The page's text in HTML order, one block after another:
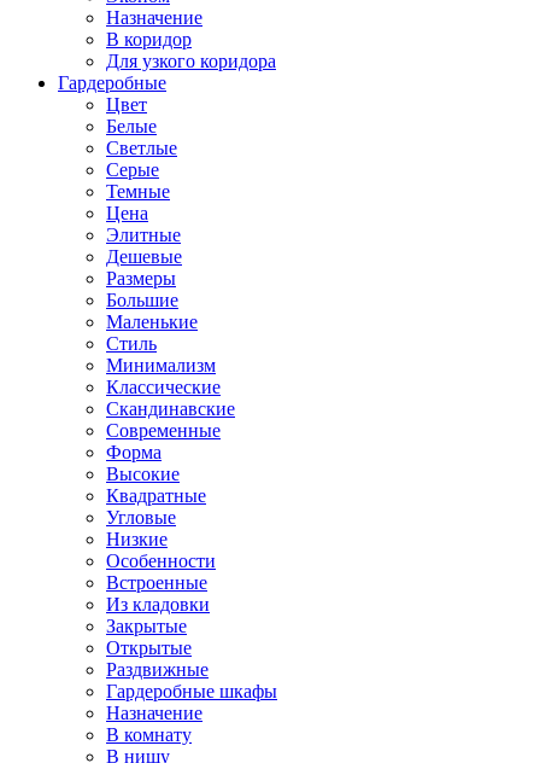
Назначение
В коридор
Для узкого коридора
Гардеробные
Цвет
Белые
Светлые
Серые
Темные
Цена
Элитные
Дешевые
Размеры
Большие
Маленькие
Стиль
Минимализм
Классические
Скандинавские
Современные
Форма
Высокие
Квадратные
Угловые
Низкие
Особенности
Встроенные
Из кладовки
Закрытые
Открытые
Раздвижные
Гардеробные шкафы
Назначение
В комнату
В нишу